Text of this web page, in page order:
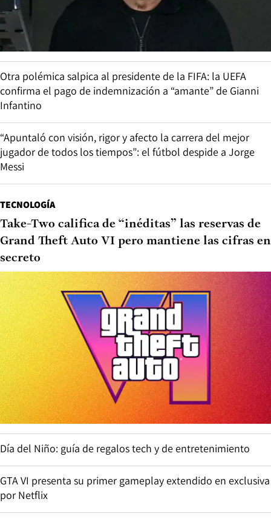
Otra polémica salpica al presidente de la FIFA: la UEFA
confirma el pago de indemnización a “amante” de Gianni
Infantino
“Apuntaló con visión, rigor y afecto la carrera del mejor
jugador de todos los tiempos”: el fútbol despide a Jorge
Messi
TECNOLOGÍA
Take-Two califica de “inéditas” las reservas de
Grand Theft Auto VI pero mantiene las cifras en
secreto
Día del Niño: guía de regalos tech y de entretenimiento
GTA VI presenta su primer gameplay extendido en exclusiva
por Netflix